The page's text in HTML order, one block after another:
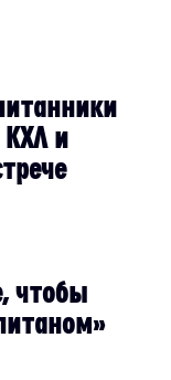
КХЛ и
чтобы